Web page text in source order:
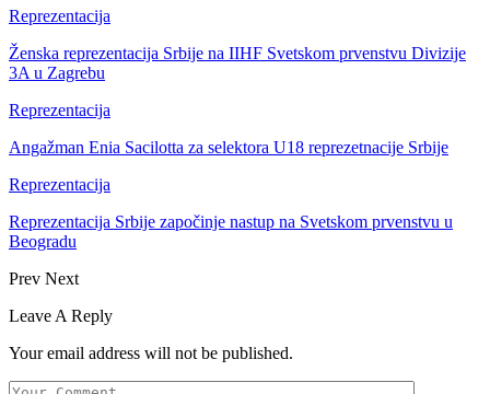
Reprezentacija
Ženska reprezentacija Srbije na IIHF Svetskom prvenstvu Divizije
3A u Zagrebu
Reprezentacija
Angažman Enia Sacilotta za selektora U18 reprezetnacije Srbije
Reprezentacija
Reprezentacija Srbije započinje nastup na Svetskom prvenstvu u
Beogradu
Prev Next
Leave A Reply
Your email address will not be published.